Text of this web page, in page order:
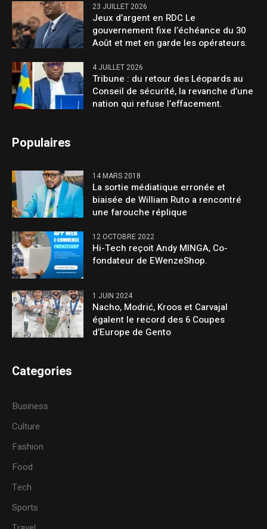
23 JUILLET 2026
Jeux d’argent en RDC Le
gouvernement fixe l’échéance du 30
Août et met en garde les opérateurs.
4 JUILLET 2026
Tribune : du retour des Léopards au
Conseil de sécurité, la revanche d’une
nation qui refuse l’effacement.
Populaires
14 MARS 2018
La sortie médiatique erronée et
biaisée de William Ruto a rencontré
une farouche réplique
12 OCTOBRE 2022
Hi-Tech reçoit Andy MINGA, Co-
fondateur de EWenzeShop.
1 JUIN 2024
Nacho, Modrić, Kroos et Carvajal
égalent le record des 6 Coupes
d’Europe de Gento
Categories
Business
Culture
Fashion
Food
Tech
Sports